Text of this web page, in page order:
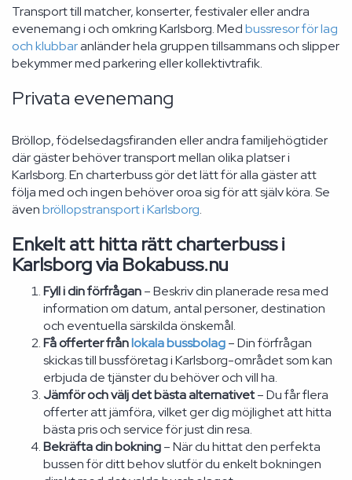
Transport till matcher, konserter, festivaler eller andra
evenemang i och omkring Karlsborg. Medbussresor för lag
och klubbaranländer hela gruppen tillsammans och slipper
bekymmer med parkering eller kollektivtrafik.
Privata evenemang
Bröllop, födelsedagsfiranden eller andra familjehögtider
där gäster behöver transport mellan olika platser i
Karlsborg. En charterbuss gör det lätt för alla gäster att
följa med och ingen behöver oroa sig för att själv köra. Se
ävenbröllopstransport i Karlsborg.
Enkelt att hitta rätt charterbuss i
Karlsborg via Bokabuss.nu
Fyll i din förfrågan– Beskriv din planerade resa med
information om datum, antal personer, destination
och eventuella särskilda önskemål.
Få offerter frånlokala bussbolag– Din förfrågan
skickas till bussföretag i Karlsborg-området som kan
erbjuda de tjänster du behöver och vill ha.
Jämför och välj det bästa alternativet– Du får flera
offerter att jämföra, vilket ger dig möjlighet att hitta
bästa pris och service för just din resa.
Bekräfta din bokning– När du hittat den perfekta
bussen för ditt behov slutför du enkelt bokningen